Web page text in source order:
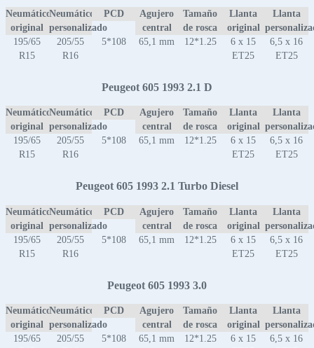
Neumático
original
Neumático
personalizado
PCD
Agujero
central
Tamaño
de rosca
Llanta
original
Llanta
195/65
R15
205/55
R16
5*108 65,1 mm 12*1.25
6 x 15
ET25
6,5 x 16
ET25
Peugeot 605 1993 2.1 D
Neumático
original
Neumático
personalizado
PCD
Agujero
central
Tamaño
de rosca
Llanta
original
Llanta
195/65
R15
205/55
R16
5*108 65,1 mm 12*1.25
6 x 15
ET25
6,5 x 16
ET25
Peugeot 605 1993 2.1 Turbo Diesel
Neumático
original
Neumático
personalizado
PCD
Agujero
central
Tamaño
de rosca
Llanta
original
Llanta
195/65
R15
205/55
R16
5*108 65,1 mm 12*1.25
6 x 15
ET25
6,5 x 16
ET25
Peugeot 605 1993 3.0
Neumático
original
Neumático
personalizado
PCD
Agujero
central
Tamaño
de rosca
Llanta
original
Llanta
195/65
205/55
5*108 65,1 mm 12*1.25
6 x 15
6,5 x 16